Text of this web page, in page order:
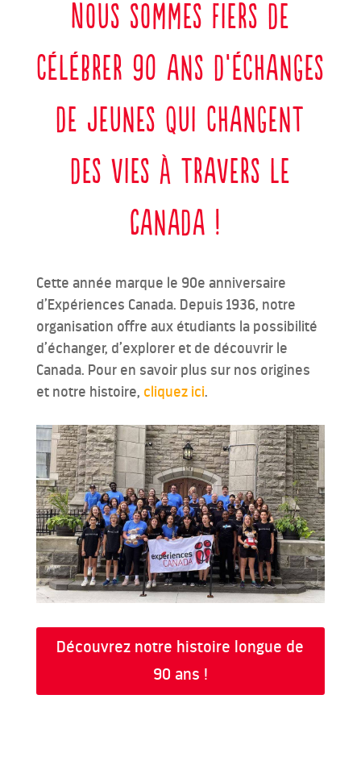
Nous sommes fiers de
célébrer 90 ans d’échanges
de jeunes qui changent
des vies à travers le
Canada !
Cette année marque le 90e anniversaire
d’Expériences Canada. Depuis 1936, notre
organisation offre aux étudiants la possibilité
d’échanger, d’explorer et de découvrir le
Canada. Pour en savoir plus sur nos origines
et notre histoire, cliquez ici.
Découvrez notre histoire longue de
90 ans !